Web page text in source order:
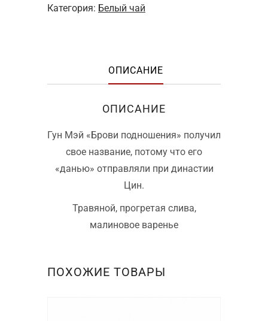
подношения"
Категория: Белый чай
ОПИСАНИЕ
ОПИСАНИЕ
Гун Мэй «Брови подношения» получил
свое название, потому что его
«данью» отправляли при династии
Цин.
Травяной, прогретая слива,
малиновое варенье
ПОХОЖИЕ ТОВАРЫ